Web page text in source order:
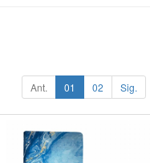
Ant. 01 02 Sig.